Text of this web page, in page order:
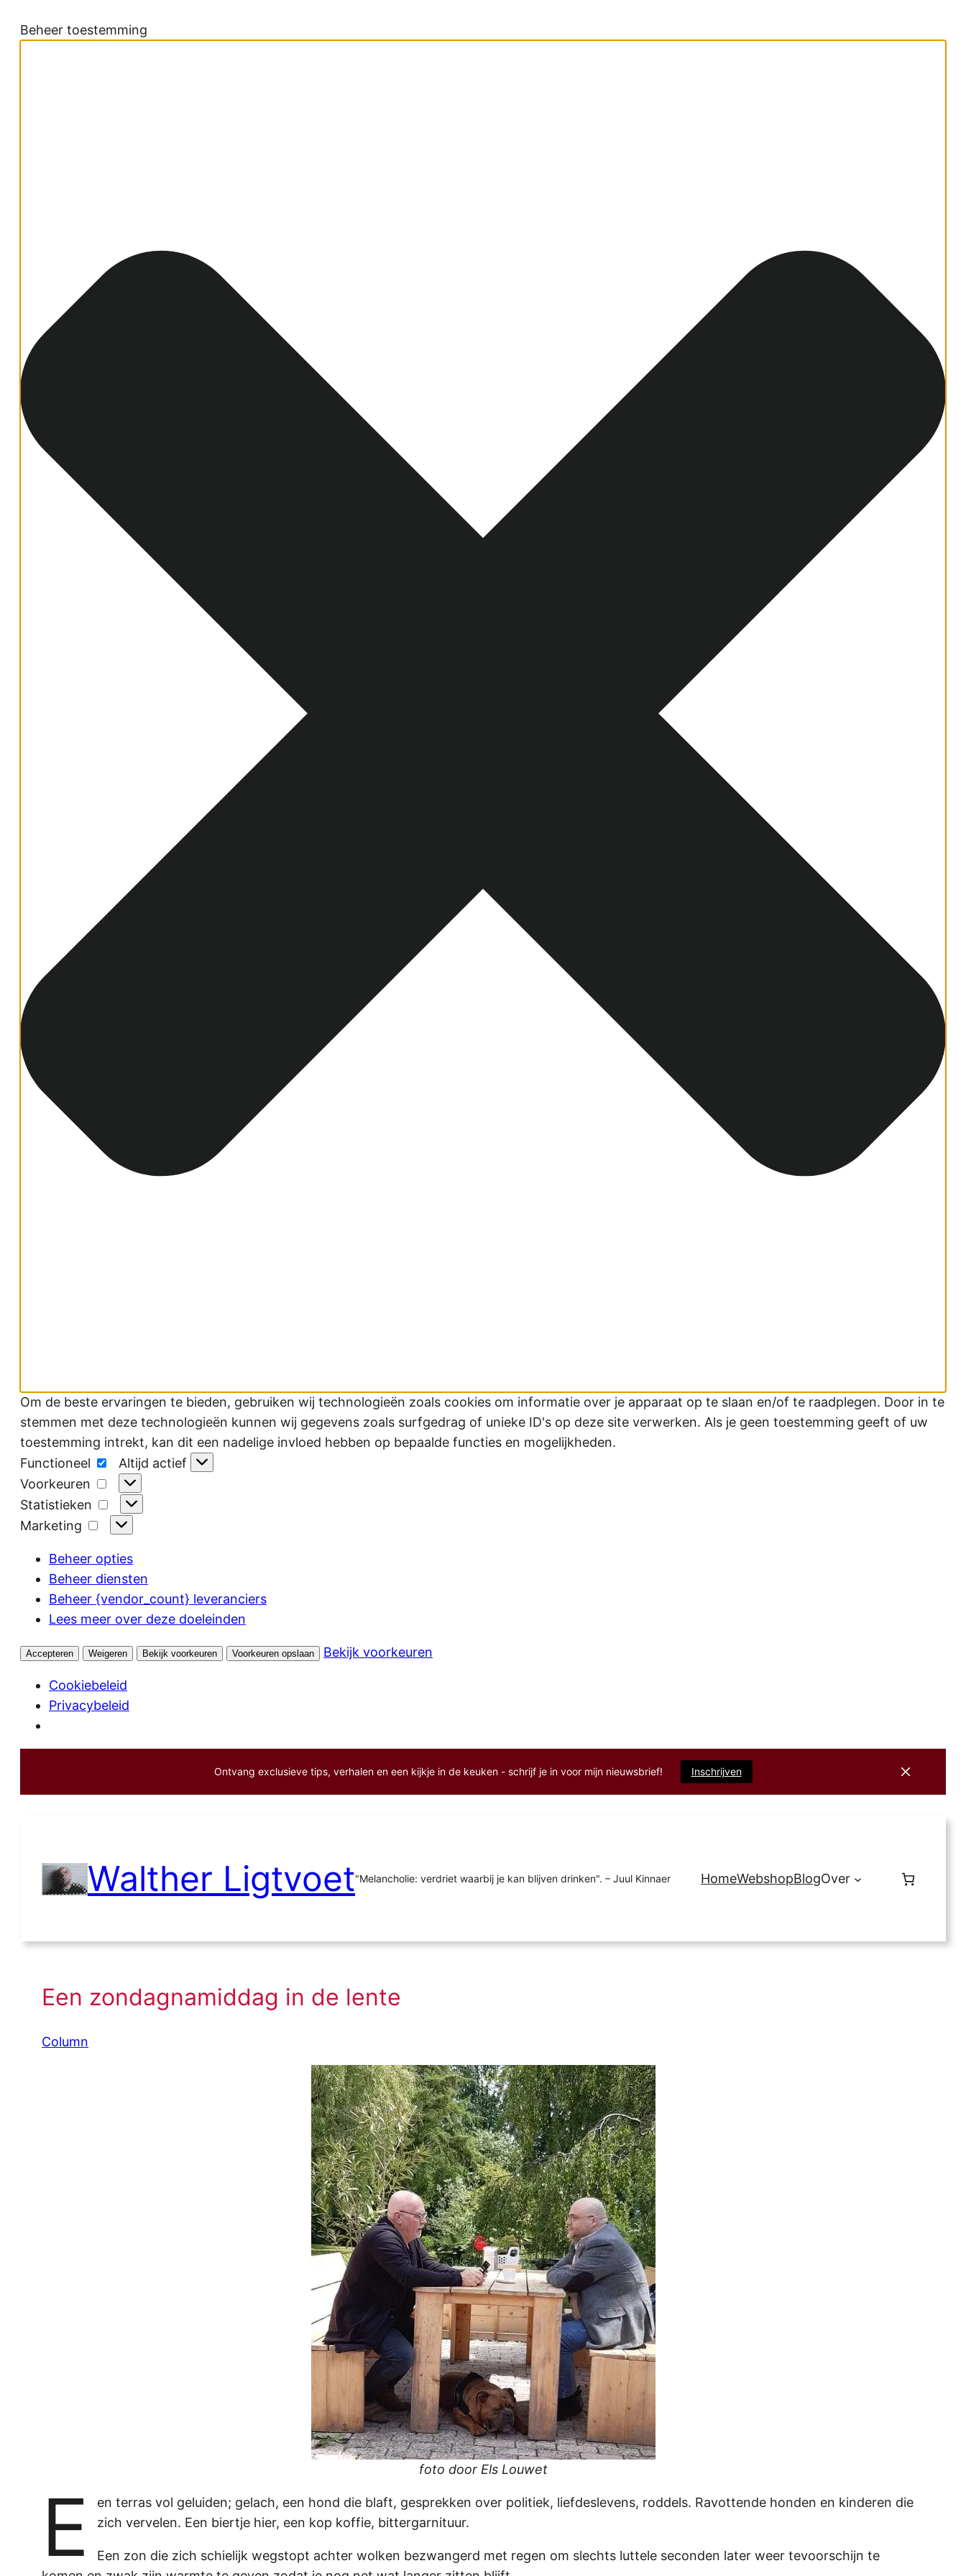
Beheer toestemming
Om de beste ervaringen te bieden, gebruiken wij technologieën zoals cookies om informatie over je apparaat op te slaan en/of te raadplegen. Door in te
stemmen met deze technologieën kunnen wij gegevens zoals surfgedrag of unieke ID's op deze site verwerken. Als je geen toestemming geeft of uw
toestemming intrekt, kan dit een nadelige invloed hebben op bepaalde functies en mogelijkheden.
Functioneel
Functioneel
Altijd actief
Voorkeuren
Voorkeuren
Statistieken
Statistieken
Marketing
Marketing
Beheer opties
Beheer diensten
Beheer {vendor_count} leveranciers
Lees meer over deze doeleinden
Accepteren Weigeren Bekijk voorkeuren Voorkeuren opslaan Bekijk voorkeuren
Cookiebeleid
Privacybeleid
Ontvang exclusieve tips, verhalen en een kijkje in de keuken - schrijf je in voor mijn nieuwsbrief! Inschrijven
inhoud
Walther Ligtvoet"Melancholie: verdriet waarbij je kan blijven drinken". – Juul Kinnaer HomeWebshopBlogOver
Een zondagnamiddag in de lente
Column
foto door Els Louwet
E
en terras vol geluiden; gelach, een hond die blaft, gesprekken over politiek, liefdeslevens, roddels. Ravottende honden en kinderen die
zich vervelen. Een biertje hier, een kop koffie, bittergarnituur.
Een zon die zich schielijk wegstopt achter wolken bezwangerd met regen om slechts luttele seconden later weer tevoorschijn te